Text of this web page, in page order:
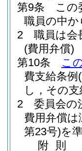
第9条
この
職員の中
2
職員は会
(費用弁償)
第10条
こ
費支給条例
し，その
2
委員会の
費用弁償は
第23号)を
附 則